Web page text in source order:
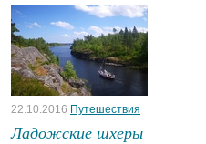
22.10.2016 Путешествия
Ладожские шхеры